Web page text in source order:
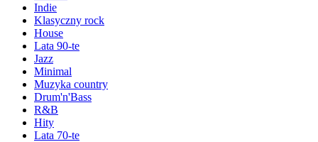
Indie
Klasyczny rock
House
Lata 90-te
Jazz
Minimal
Muzyka country
Drum'n'Bass
R&B
Hity
Lata 70-te